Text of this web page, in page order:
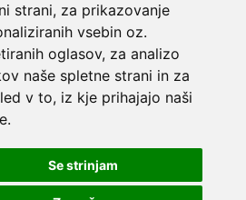
strani, za prikazovanje
vsebin oz.
oglasov, za analizo
naše spletne strani in za
v to, iz kje prihajajo naši
Se strinjam
brskalnika
na črnem Črno na bež
Modro na rumenem
na črnem Črno na vijoličnem